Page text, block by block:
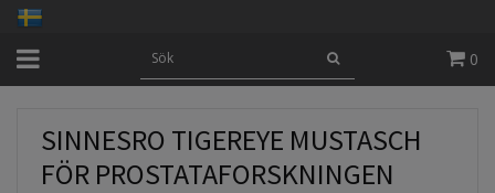
0
SINNESRO TIGEREYE MUSTASCH
FÖR PROSTATAFORSKNINGEN